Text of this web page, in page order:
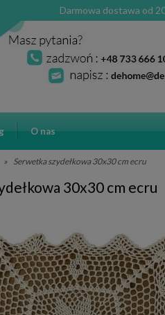
Darmowa dostawa od
O nas
» Serwetka szydełkowa 30x30 cm ecru
30x30 cm ecru